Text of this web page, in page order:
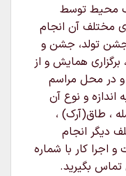
محیط توسط
مختلف آن انجام
جشن تولد، جشن و
برگزاری همایش و از
در محل مراسم
اندازه و نوع آن
، طاق(آرک) ،
دیگر انجام
اجرا کار با شماره
تماس بگیرید.